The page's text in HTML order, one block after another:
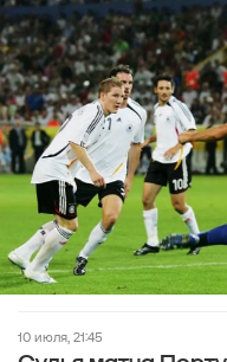
10 июля, 21:45